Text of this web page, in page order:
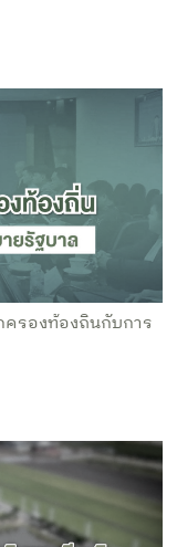
รองท้องถิ่นกับการ